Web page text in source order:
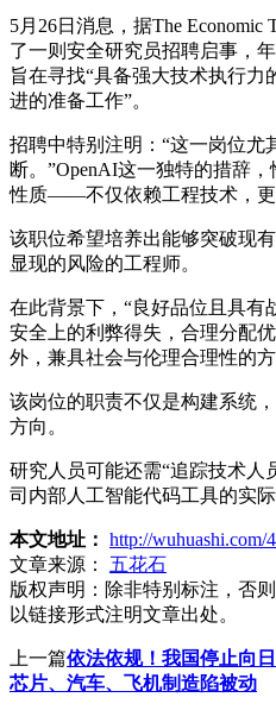
5月26日消息，据The Economic
了一则安全研究员招聘启事，
旨在寻找“具备强大技术执行力
进的准备工作”。
招聘中特别注明：“这一岗位尤
断。”OpenAI这一独特的措辞
性质——不仅依赖工程技术，更
该职位希望培养出能够突破现
显现的风险的工程师。
在此背景下，“良好品位且具有
安全上的利弊得失，合理分配
外，兼具社会与伦理合理性的方
该岗位的职责不仅是构建系统
方向。
研究人员可能还需“追踪技术人
司内部人工智能代码工具的实际
本文地址： http://wuhuashi.com/
文章来源：
五花石
版权声明： 除非特别标注，否
以链接形式注明文章出处。
上一篇依法依规！我国停止向
芯片、汽车、飞机制造陷被动